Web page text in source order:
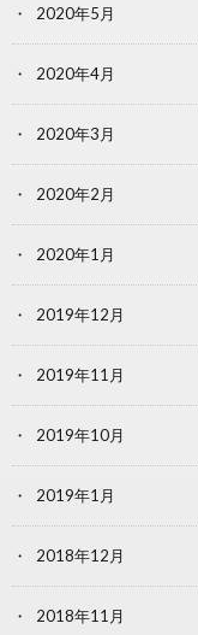
2020年5月
2020年4月
2020年3月
2020年2月
2020年1月
2019年12月
2019年11月
2019年10月
2019年1月
2018年12月
2018年11月